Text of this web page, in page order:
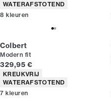
WATERAFSTOTEND
8 kleuren
Colbert
Modern fit
Huidige prijs
329,95 €
Producteigenschappen
KREUKVRIJ
WATERAFSTOTEND
7 kleuren